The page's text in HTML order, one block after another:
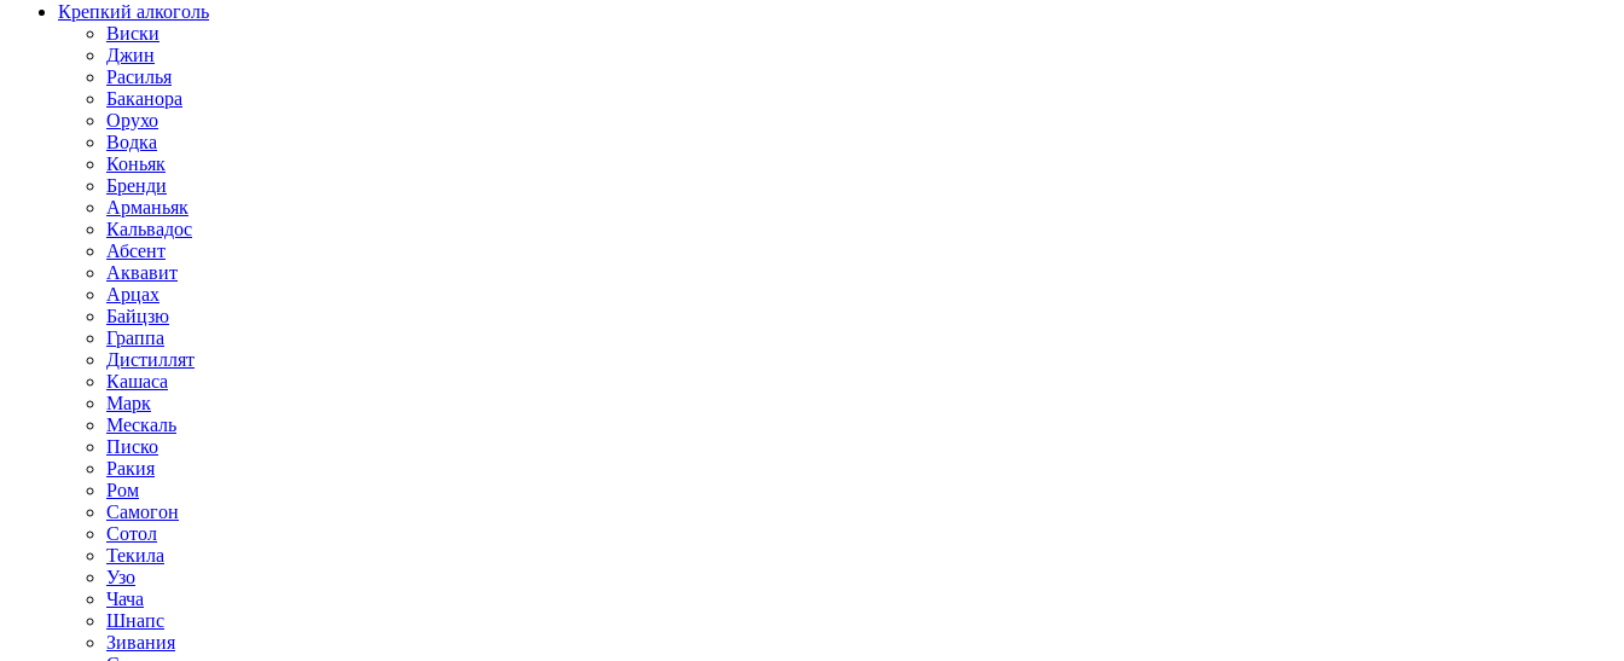
Крепкий алкоголь
Виски
Джин
Расилья
Баканора
Орухо
Водка
Коньяк
Бренди
Арманьяк
Кальвадос
Абсент
Аквавит
Арцах
Байцзю
Граппа
Дистиллят
Кашаса
Марк
Мескаль
Писко
Ракия
Ром
Самогон
Сотол
Текила
Узо
Чача
Шнапс
Зивания